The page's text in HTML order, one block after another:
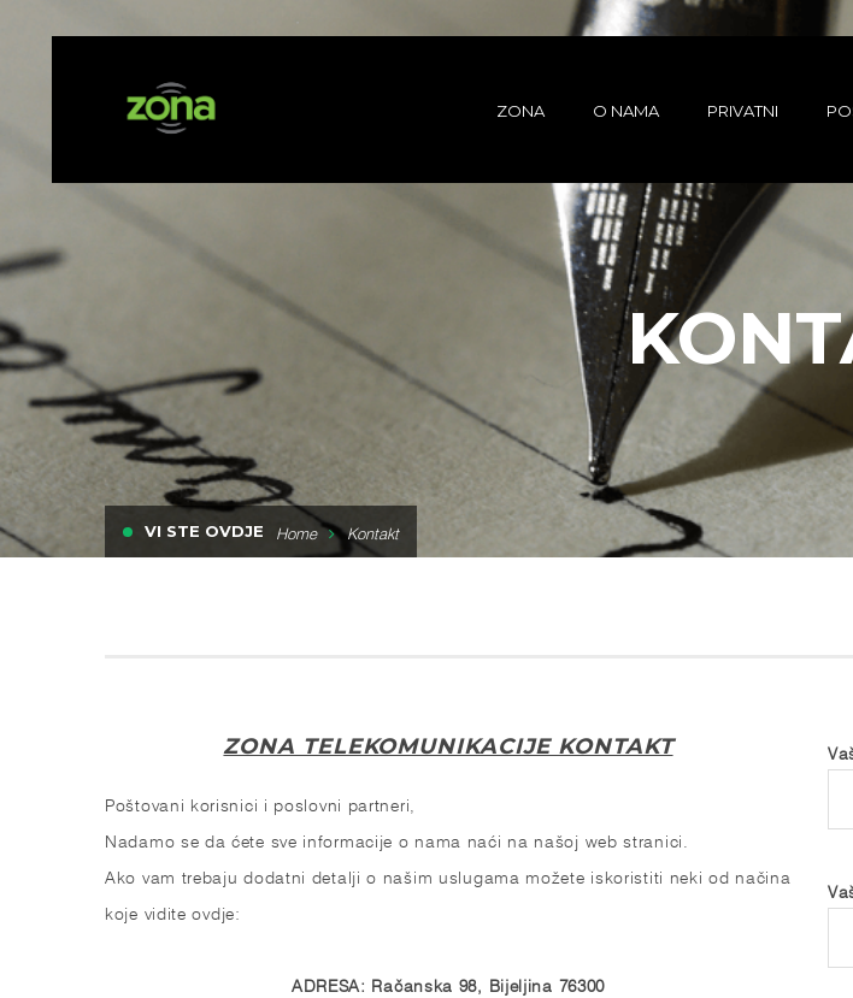
ZONA O NAMA PRIVATNI
VI STE OVDJE Home Kontakt
ZONA TELEKOMUNIKACIJE KONTAKT
Poštovani korisnici i poslovni partneri,
Nadamo se da ćete sve informacije o nama naći na našoj web stranici.
Ako vam trebaju dodatni detalji o našim uslugama možete iskoristiti neki od načina
koje vidite ovdje:
ADRESA: Račanska 98, Bijeljina 76300